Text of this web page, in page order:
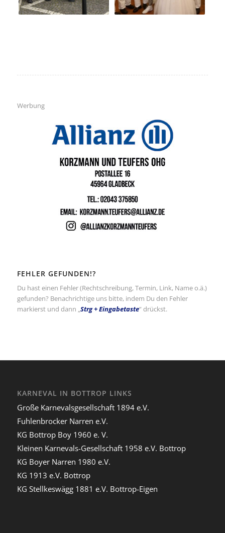
Werbung
FEHLER GEFUNDEN!?
Du hast einen Fehler (Rechtschreibung, Termin, Link, Name o.ä.)
gefunden? Benachrichtige uns bitte, indem Du den Fehler
markierst und dann „Strg + Eingabetaste“ drückst.
KARNEVAL IN BOTTROP LINKS
Große Karnevalsgesellschaft 1894 e.V.
Fuhlenbrocker Narren e.V.
KG Bottrop Boy 1960 e. V.
Kleinen Karnevals-Gesellschaft 1958 e.V. Bottrop
KG Boyer Narren 1980 e.V.
KG 1913 e.V. Bottrop
KG Stellkeswägg 1881 e.V. Bottrop-Eigen